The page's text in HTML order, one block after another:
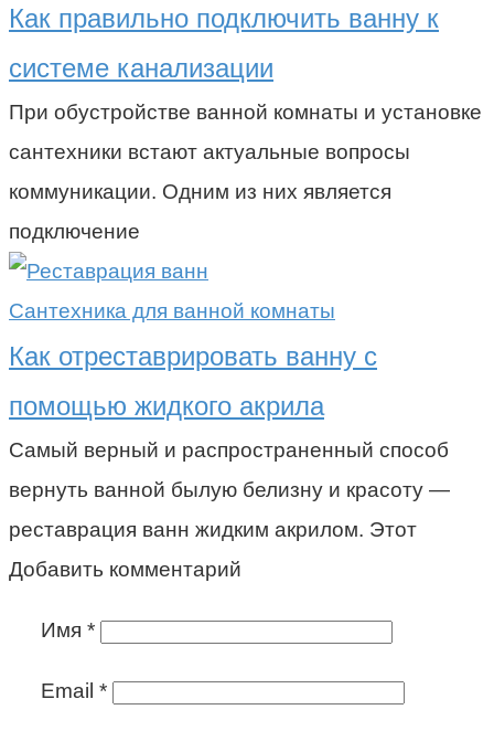
Как правильно подключить ванну к
системе канализации
При обустройстве ванной комнаты и установке
сантехники встают актуальные вопросы
коммуникации. Одним из них является
подключение
Сантехника для ванной комнаты
Как отреставрировать ванну с
помощью жидкого акрила
Самый верный и распространенный способ
вернуть ванной былую белизну и красоту —
реставрация ванн жидким акрилом. Этот
Добавить комментарий
Имя *
Email *